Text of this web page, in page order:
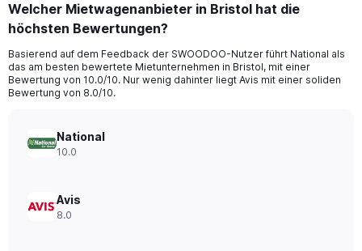
Range:
91
The
chart
has
axis
displaying
to
Welcher Mietwagenanbieter in Bristol hat die
höchsten Bewertungen?
Basierend auf dem Feedback der SWOODOO-Nutzer führt National als
das am besten bewertete Mietunternehmen in Bristol, mit einer
Bewertung von 10.0/10. Nur wenig dahinter liegt Avis mit einer soliden
Bewertung von 8.0/10.
National
10.0
Avis
8.0